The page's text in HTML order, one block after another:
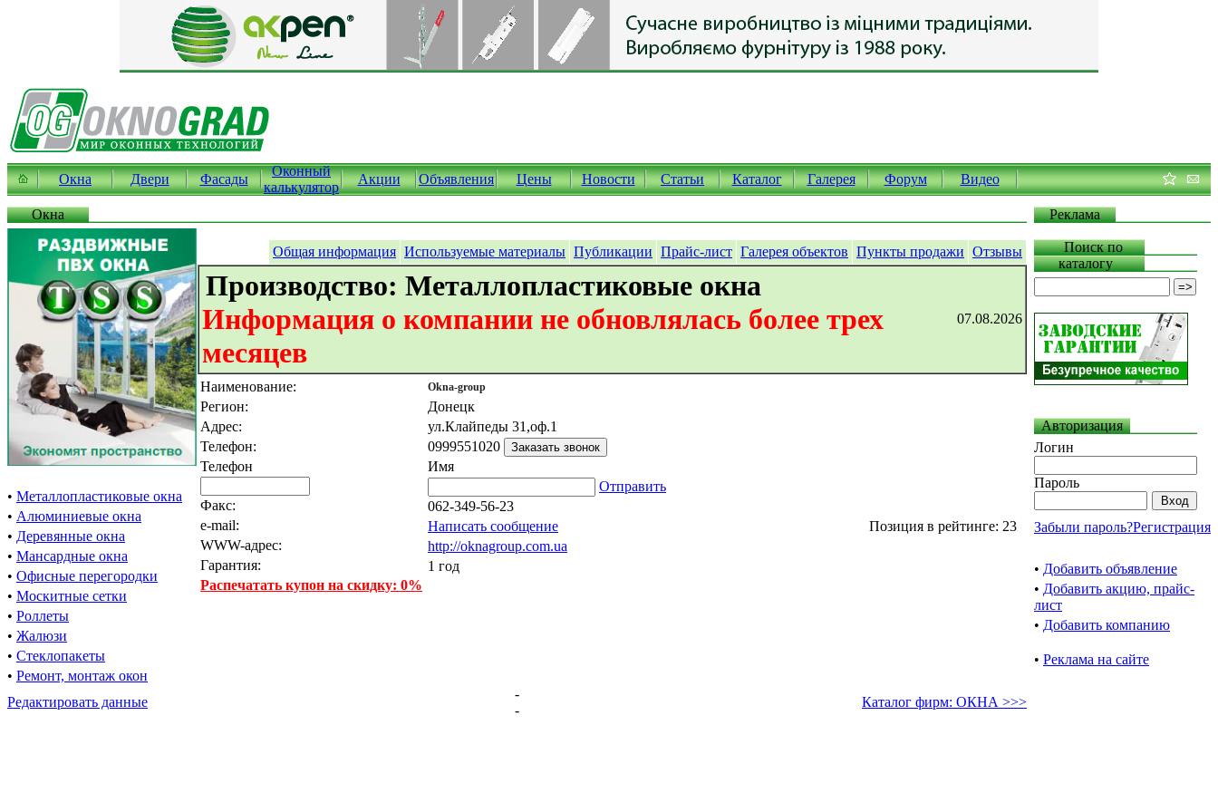
Окна Двери Фасады
Оконный
калькулятор
Акции Объявления Цены Новости Статьи Каталог Галерея Форум Видео
Окна Реклама
• Металлопластиковые окна
• Алюминиевые окна
• Деревянные окна
• Мансардные окна
• Офисные перегородки
• Москитные сетки
• Роллеты
• Жалюзи
• Стеклопакеты
• Ремонт, монтаж окон
Общая информация Используемые материалы Публикации Прайс-лист Галерея объектов Пункты продажи Отзывы
Производство: Металлопластиковые окна
Информация о компании не обновлялась более трех
месяцев
07.08.2026
Наименование:
Регион:
Адрес:
Телефон:
Телефон
Факс:
e-mail:
WWW-адрес:
Гарантия:
Распечатать купон на скидку: 0%
Okna-group
Донецк
ул.Клайпеды 31,оф.1
0999551020
Имя
Отправить
062-349-56-23
Написать сообщение
http://oknagroup.com.ua
1 год
Позиция в рейтинге: 23
Поиск по
каталогу
Авторизация
Логин
Пароль
Забыли пароль?Регистрация
• Добавить объявление
• Добавить акцию, прайс-
лист
• Добавить компанию
• Реклама на сайте
Редактировать данные
-
-
Каталог фирм: ОКНА >>>